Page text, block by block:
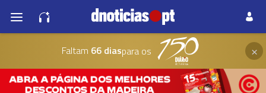
Faltam 66 diaspara os ×